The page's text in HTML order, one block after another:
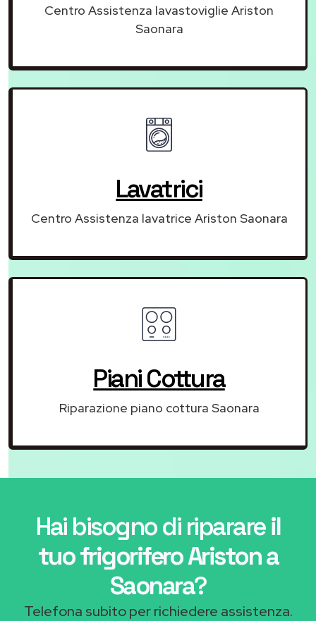
Centro Assistenza lavastoviglie Ariston
Saonara
Lavatrici
Centro Assistenza lavatrice Ariston Saonara
Piani Cottura
Riparazione piano cottura Saonara
Hai bisogno di riparareil
tuo frigorifero Ariston a
Saonara?
Telefona subito per richiedere assistenza.